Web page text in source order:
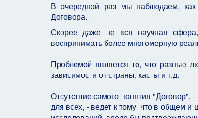
В очередной раз мы наблюдаем,
Договора.
Скорее даже не вся научная
воспринимать более многомерную
Проблемой является то, что разные
зависимости от страны, касты и т.д.
Отсутствие самого понятия "Договор",
для всех, - ведет к тому, что в общем и